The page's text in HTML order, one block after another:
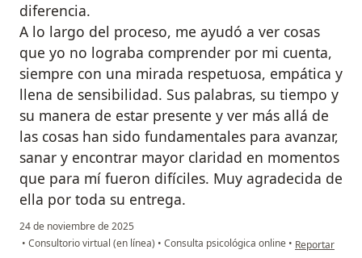
diferencia.
A lo largo del proceso, me ayudó a ver cosas
que yo no lograba comprender por mi cuenta,
siempre con una mirada respetuosa, empática y
llena de sensibilidad. Sus palabras, su tiempo y
su manera de estar presente y ver más allá de
las cosas han sido fundamentales para avanzar,
sanar y encontrar mayor claridad en momentos
que para mí fueron difíciles. Muy agradecida de
ella por toda su entrega.
24 de noviembre de 2025
• Consultorio virtual (en línea) • Consulta psicológica online • en opinión del
Reportar